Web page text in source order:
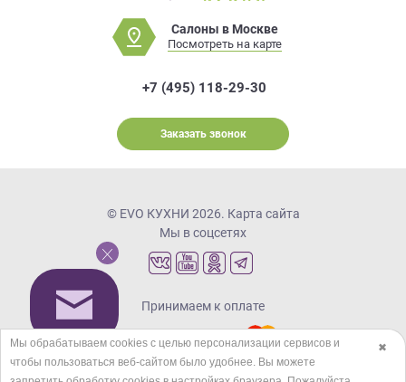
Салоны в Москве
Посмотреть на карте
+7 (495) 118-29-30
Заказать звонок
© EVO КУХНИ 2026. Карта сайта
Мы в соцсетях
Принимаем к оплате
Кредиты и рассрочка
✖
Мы обрабатываем cookies с целью персонализации сервисов и
чтобы пользоваться веб-сайтом было удобнее. Вы можете